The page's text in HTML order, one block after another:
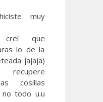
muy
creí que
lo de la
jajaja)
cosillas
todo u.u